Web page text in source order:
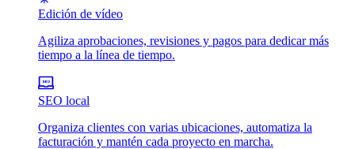
Edición de vídeo
Agiliza aprobaciones, revisiones y pagos para dedicar más
tiempo a la línea de tiempo.
SEO local
Organiza clientes con varias ubicaciones, automatiza la
facturación y mantén cada proyecto en marcha.